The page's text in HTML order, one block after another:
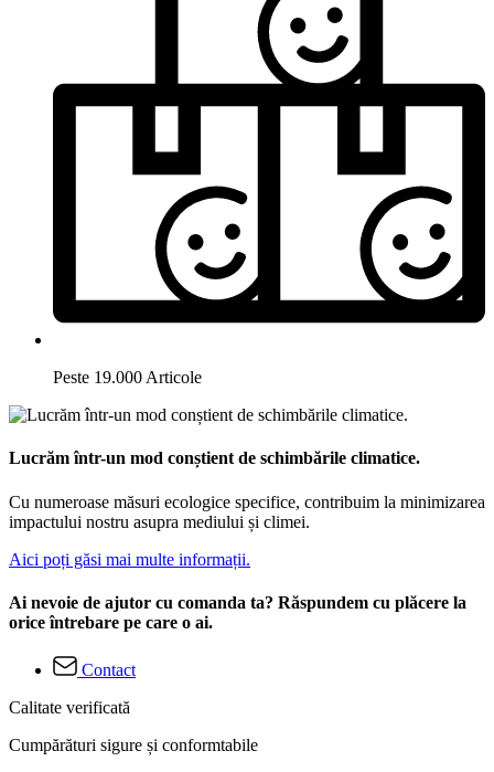
Peste 19.000 Articole
Lucrăm într-un mod conștient de schimbările climatice.
Cu numeroase măsuri ecologice specifice, contribuim la minimizarea
impactului nostru asupra mediului și climei.
Aici poți găsi mai multe informații.
Ai nevoie de ajutor cu comanda ta? Răspundem cu plăcere la
orice întrebare pe care o ai.
Contact
Calitate verificată
Cumpărături sigure și conformtabile